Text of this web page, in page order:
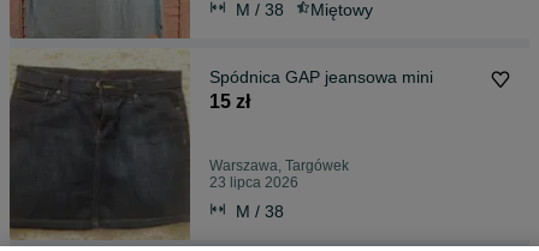
M / 38 Miętowy
Spódnica GAP jeansowa mini
15 zł
Warszawa, Targówek
23 lipca 2026
M / 38